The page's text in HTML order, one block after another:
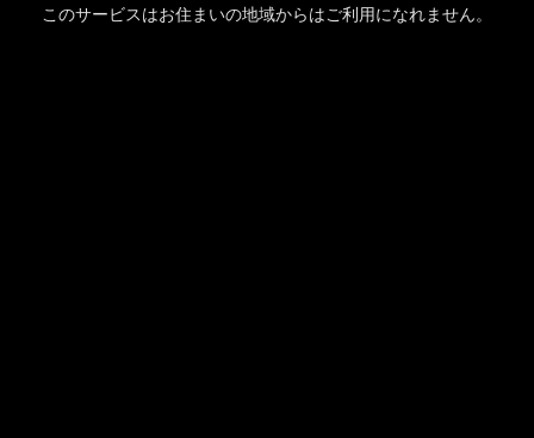
このサービスはお住まいの地域からはご利用になれません。